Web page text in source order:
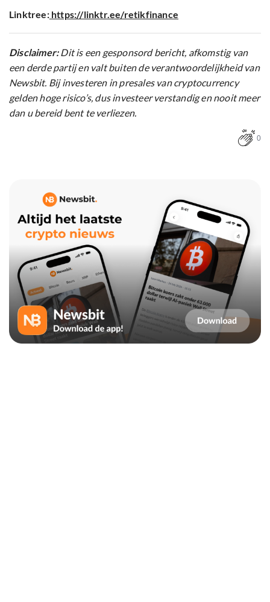
Linktree:https://linktr.ee/retikfinance
Disclaimer:Dit is een gesponsord bericht, afkomstig van
een derde partij en valt buiten de verantwoordelijkheid van
Newsbit. Bij investeren in presales van cryptocurrency
gelden hoge risico’s, dus investeer verstandig en nooit meer
dan u bereid bent te verliezen.
0